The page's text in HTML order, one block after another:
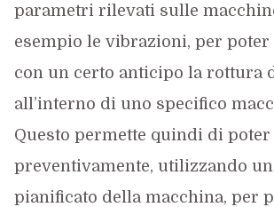
parametri rilevati sulle
esempio le vibrazioni, per poter
con un certo anticipo la rottura
all’interno di uno specifico
Questo permette quindi di
preventivamente, utilizzando
pianificato della macchina, per